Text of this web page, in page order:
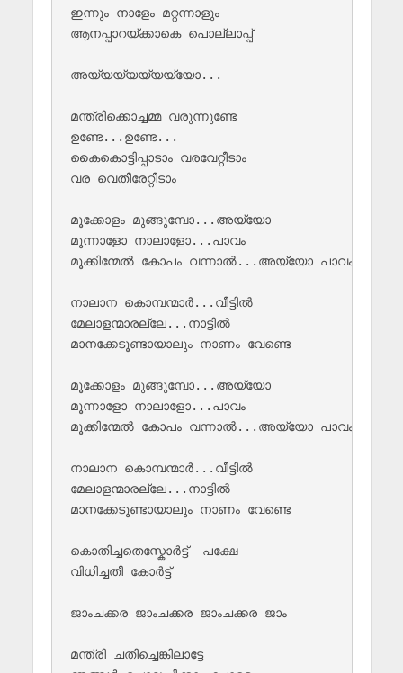
ഇന്നും നാളേം മറ്റന്നാളും
ആനപ്പാറയ്ക്കാകെ പൊല്ലാപ്പ്
അയ്യയ്യയ്യയ്യോ...
മന്ത്രിക്കൊച്ചമ്മ വരുന്നുണ്ടേ
ഉണ്ടേ...ഉണ്ടേ...
കൈകൊട്ടിപ്പാടാം വരവേറ്റീടാം
വര വെതീരേറ്റീടാം
മൂക്കോളം മുങ്ങുമ്പോ...അയ്യോ
മൂന്നാളോ നാലാളോ...പാവം
മൂക്കിന്മേൽ കോപം വന്നാൽ...അയ്യോ പാവം
നാലാന കൊമ്പന്മാർ...വീട്ടിൽ
മേലാളന്മാരല്ലേ...നാട്ടിൽ
മാനക്കേടൂണ്ടായാലും നാണം വേണ്ടെ
മൂക്കോളം മുങ്ങുമ്പോ...അയ്യോ
മൂന്നാളോ നാലാളോ...പാവം
മൂക്കിന്മേൽ കോപം വന്നാൽ...അയ്യോ പാവം
നാലാന കൊമ്പന്മാർ...വീട്ടിൽ
മേലാളന്മാരല്ലേ...നാട്ടിൽ
മാനക്കേടൂണ്ടായാലും നാണം വേണ്ടെ
കൊതിച്ചതെസ്കോർട്ട്  പക്ഷേ
വിധിച്ചതീ കോർട്ട്
ജാംചക്കര ജാംചക്കര ജാംചക്കര ജാം
മന്ത്രി ചതിച്ചെങ്കിലാട്ടേ